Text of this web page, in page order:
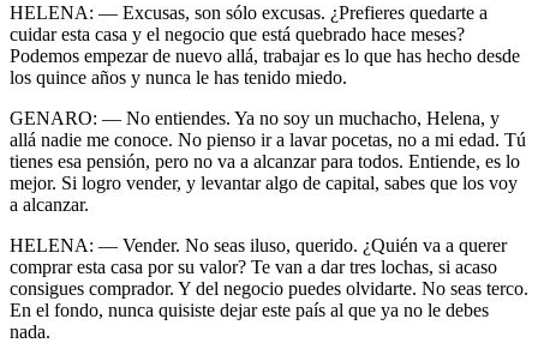
HELENA: — Excusas, son sólo excusas. ¿Prefieres quedarte a
cuidar esta casa y el negocio que está quebrado hace meses?
Podemos empezar de nuevo allá, trabajar es lo que has hecho desde
los quince años y nunca le has tenido miedo.
GENARO: — No entiendes. Ya no soy un muchacho, Helena, y
allá nadie me conoce. No pienso ir a lavar pocetas, no a mi edad. Tú
tienes esa pensión, pero no va a alcanzar para todos. Entiende, es lo
mejor. Si logro vender, y levantar algo de capital, sabes que los voy
a alcanzar.
HELENA: — Vender. No seas iluso, querido. ¿Quién va a querer
comprar esta casa por su valor? Te van a dar tres lochas, si acaso
consigues comprador. Y del negocio puedes olvidarte. No seas terco.
En el fondo, nunca quisiste dejar este país al que ya no le debes
nada.